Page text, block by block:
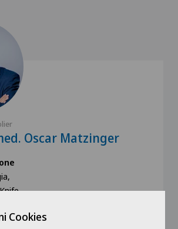
Oscar Matzinger
Cookies